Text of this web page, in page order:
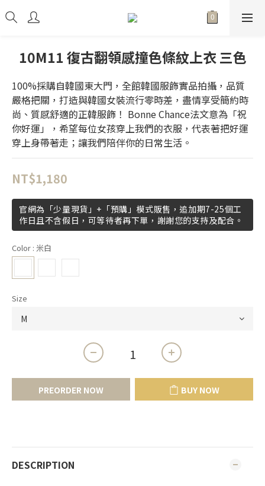
10M11 復古翻領感撞色條紋上衣 三色
100%採購自韓國東大門，全館韓國服飾實品拍攝，品質
嚴格把關，打造與韓國女裝流行零時差，盡情享受簡約時
尚、質感舒適的正韓服飾！ Bonne Chance法文意為「祝
你好運」，希望每位女孩穿上我們的衣服，代表著把好運
穿上身帶著走；讓我們陪伴你的日常生活。
NT$1,180
官網為「少量現貨」+「預購」模式販售，追加期7-25個工
作日且不含假日，可等待者再下單，謝謝您的支持及配合。
Color : 米白
Size
PREORDER NOW BUY NOW
DESCRIPTION